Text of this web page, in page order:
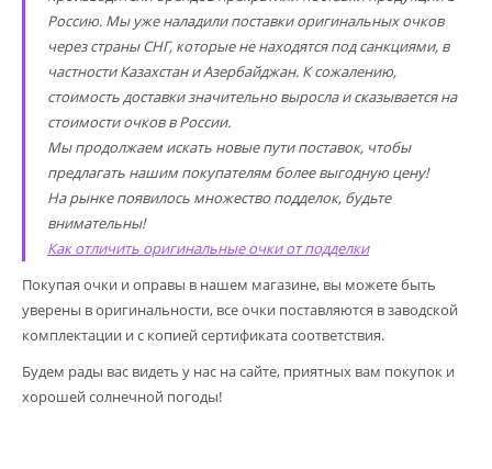
Россию. Мы уже наладили поставки оригинальных очков
через страны СНГ, которые не находятся под санкциями, в
частности Казахстан и Азербайджан. К сожалению,
стоимость доставки значительно выросла и сказывается на
стоимости очков в России.
Мы продолжаем искать новые пути поставок, чтобы
предлагать нашим покупателям более выгодную цену!
На рынке появилось множество подделок, будьте
внимательны!
Как отличить оригинальные очки от подделки
Покупая очки и оправы в нашем магазине, вы можете быть
уверены в оригинальности, все очки поставляются в заводской
комплектации и с копией сертификата соответствия.
Будем рады вас видеть у нас на сайте, приятных вам покупок и
хорошей солнечной погоды!